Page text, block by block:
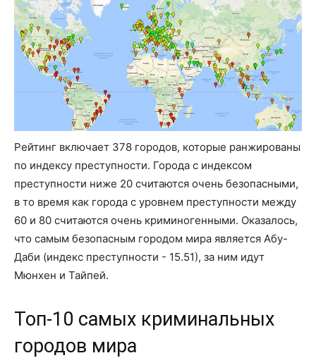
Рейтинг включает 378 городов, которые ранжированы
по индексу преступности. Города с индексом
преступности ниже 20 считаются очень безопасными,
в то время как города с уровнем преступности между
60 и 80 считаются очень криминогенными. Оказалось,
что самым безопасным городом мира является Абу-
Даби (индекс преступности - 15.51), за ним идут
Мюнхен и Тайпей.
Топ-10 самых криминальных
городов мира